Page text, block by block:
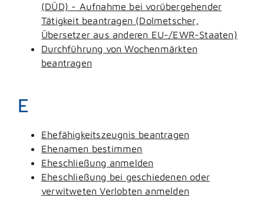
(DÜD) - Aufnahme bei vorübergehender
Tätigkeit beantragen (Dolmetscher,
Übersetzer aus anderen EU-/EWR-Staaten)
Durchführung von Wochenmärkten
beantragen
E
Ehefähigkeitszeugnis beantragen
Ehenamen bestimmen
Eheschließung anmelden
Eheschließung bei geschiedenen oder
verwitweten Verlobten anmelden